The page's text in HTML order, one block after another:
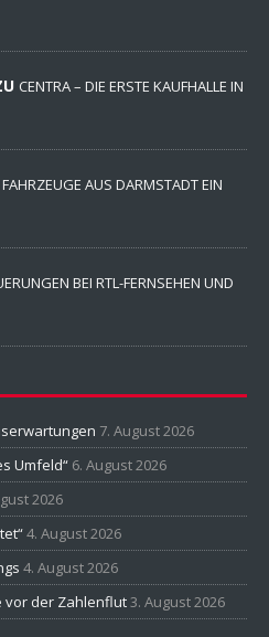
CENTRA – DIE ERSTE KAUFHALLE IN
AUS DARMSTADT EIN
BEI RTL-FERNSEHEN UND
7. August 2026
Umfeld“ 6. August 2026
2026
4. August 2026
4. August 2026
vor der Zahlenflut3. August 2026